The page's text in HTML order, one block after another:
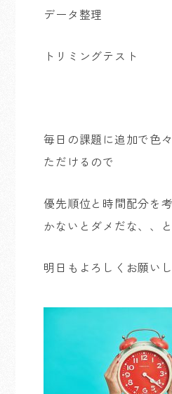
データ整理
トリミングテスト
毎日の課題に追加で色
ただけるので
優先順位と時間配分を
かないとダメだな、、
明日もよろしくお願いし